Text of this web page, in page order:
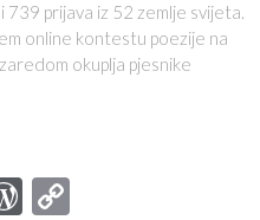
739 prijava iz 52 zemlje svijeta.
online kontestu poezije na
okuplja pjesnike
WordPress